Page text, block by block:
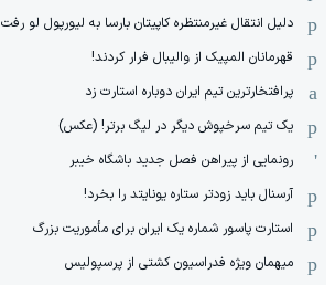
دلیل انتقال غیرمنتظره کاپیتان بارسا به لیورپول لو رفت
قهرمانان المپیک از والیبال فرار کردند!
پرافتخارترین تیم ایران دوباره استارت زد
یک تیم سرخپوش دیگر در لیگ برتر! (عکس)
رونمایی از پیراهن فصل جدید باشگاه خیبر
آرسنال باید زودتر ستاره یونایتد را بخرد!
استارت پاسور شماره یک ایران برای مأموریت بزرگ
میهمان ویژه فدراسیون کشتی از پرسپولیس